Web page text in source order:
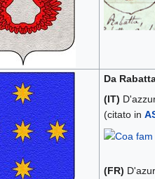
Da
(IT)
(citato in
(FR)